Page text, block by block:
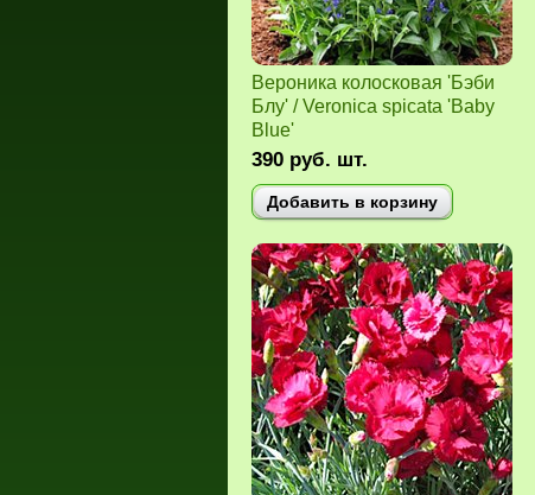
Вероника колосковая 'Бэби
Блу' / Veronica spicata 'Baby
Blue'
390 руб. шт.
Добавить в корзину